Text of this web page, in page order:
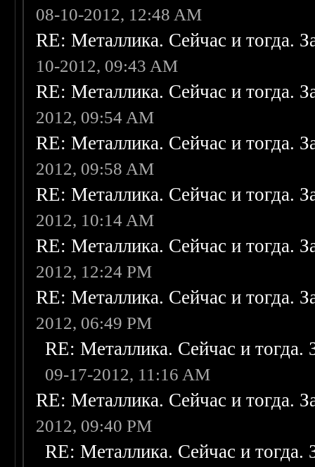
08-10-2012, 12:48 AM
RE: Металлика. Сейчас и тогда.
10-2012, 09:43 AM
RE: Металлика. Сейчас и тогда.
2012, 09:54 AM
RE: Металлика. Сейчас и тогда.
2012, 09:58 AM
RE: Металлика. Сейчас и тогда.
2012, 10:14 AM
RE: Металлика. Сейчас и тогда.
2012, 12:24 PM
RE: Металлика. Сейчас и тогда.
2012, 06:49 PM
RE: Металлика. Сейчас и
09-17-2012, 11:16 AM
RE: Металлика. Сейчас и тогда.
2012, 09:40 PM
RE: Металлика. Сейчас и